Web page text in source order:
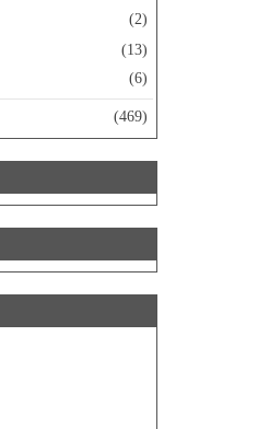
(2)
(13)
(6)
(469)